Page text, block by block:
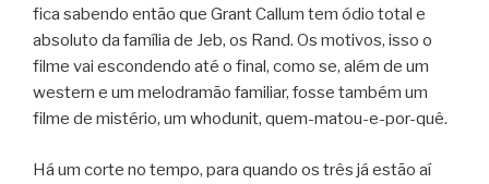
fica sabendo então que Grant Callum tem ódio total e
absoluto da família de Jeb, os Rand. Os motivos, isso o
filme vai escondendo até o final, como se, além de um
western e um melodramão familiar, fosse também um
filme de mistério, um whodunit, quem-matou-e-por-quê.
Há um corte no tempo, para quando os três já estão aí